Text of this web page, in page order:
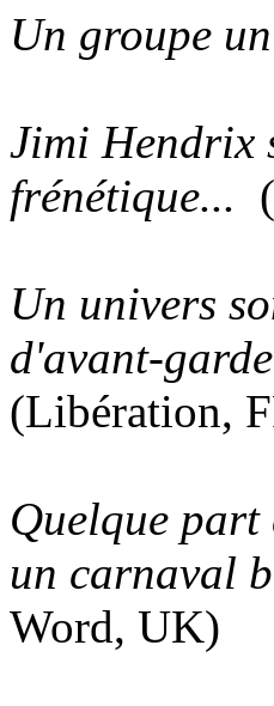
Un groupe
Jimi Hendrix
frénétique...
Un univers
d'avant-
(Libération,
Quelque
un carnaval
Word, UK)